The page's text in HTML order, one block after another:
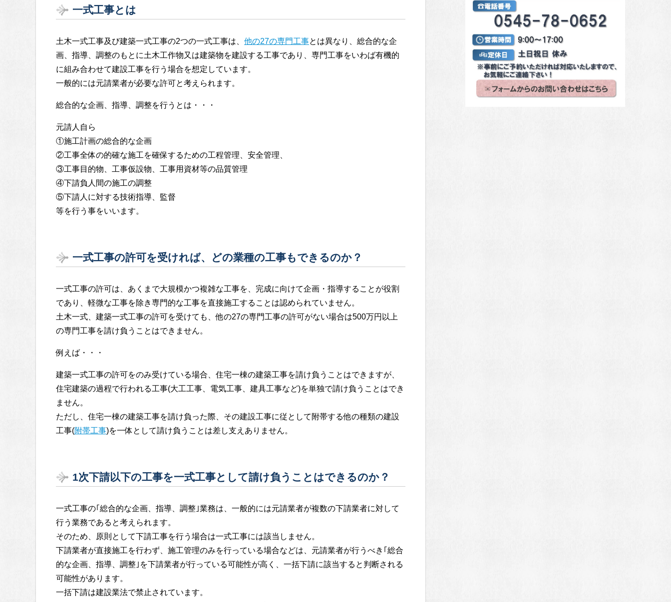
一式工事とは
土木一式工事及び建築一式工事の2つの一式工事は、 他の27の専門工事とは異なり、総合的な企
画、指導、調整のもとに土木工作物又は建築物を建設する工事であり、専門工事をいわば有機的
に組み合わせて建設工事を行う場合を想定しています。
一般的には元請業者が必要な許可と考えられます。
総合的な企画、指導、調整を行うとは・・・
元請人自ら
①施工計画の総合的な企画
②工事全体の的確な施工を確保するための工程管理、安全管理、
③工事目的物、工事仮設物、工事用資材等の品質管理
④下請負人間の施工の調整
⑤下請人に対する技術指導、監督
等を行う事をいいます。
一式工事の許可を受ければ、どの業種の工事もできるのか？
一式工事の許可は、あくまで大規模かつ複雑な工事を、完成に向けて企画・指導することが役割
であり、軽微な工事を除き専門的な工事を直接施工することは認められていません。
土木一式、建築一式工事の許可を受けても、他の27の専門工事の許可がない場合は500万円以上
の専門工事を請け負うことはできません。
例えば・・・
建築一式工事の許可をのみ受けている場合、住宅一棟の建築工事を請け負うことはできますが、
住宅建築の過程で行われる工事(大工工事、電気工事、建具工事など)を単独で請け負うことはでき
ません。
ただし、住宅一棟の建築工事を請け負った際、その建設工事に従として附帯する他の種類の建設
工事(附帯工事)を一体として請け負うことは差し支えありません。
1次下請以下の工事を一式工事として請け負うことはできるのか？
一式工事の｢総合的な企画、指導、調整｣業務は、一般的には元請業者が複数の下請業者に対して
行う業務であると考えられます。
そのため、原則として下請工事を行う場合は一式工事には該当しません。
下請業者が直接施工を行わず、施工管理のみを行っている場合などは、元請業者が行うべき｢総合
的な企画、指導、調整｣を下請業者が行っている可能性が高く、一括下請に該当すると判断される
可能性があります。
一括下請は建設業法で禁止されています。